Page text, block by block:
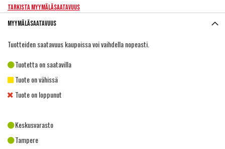
Tarkista myymäläsaatavuus
Myymäläsaatavuus
Tuotteiden saatavuus kaupoissa voi vaihdella nopeasti.
Tuotetta on saatavilla
Tuote on vähissä
Tuote on loppunut
Keskusvarasto
Tampere